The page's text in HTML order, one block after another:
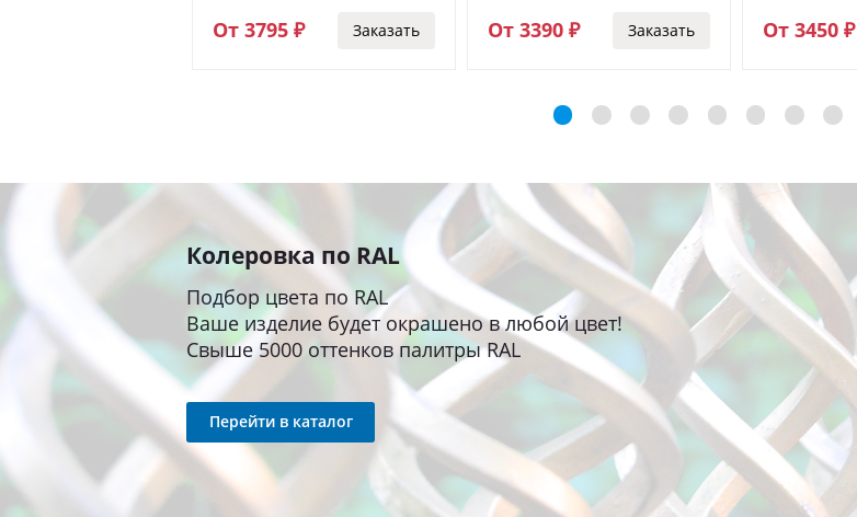
От 3795 ₽ Заказать От 3390 ₽ Заказать От 3450 ₽
Колеровка по RAL
Подбор цвета по RAL
Ваше изделие будет окрашено в любой цвет!
Свыше 5000 оттенков палитры RAL
Перейти в каталог